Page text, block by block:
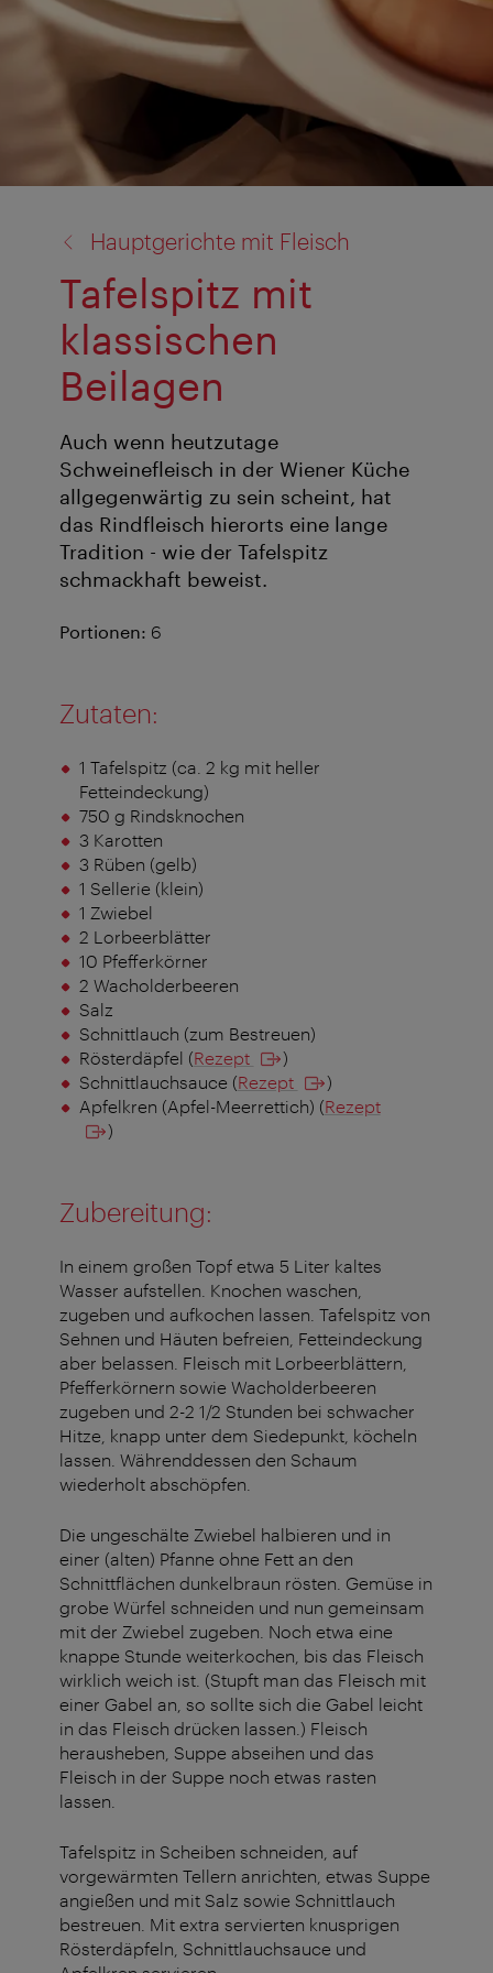
Hauptgerichte mit Fleisch
Tafelspitz mit
klassischen
Beilagen
Auch wenn heutzutage
Schweinefleisch in der Wiener Küche
allgegenwärtig zu sein scheint, hat
das Rindfleisch hierorts eine lange
Tradition - wie der Tafelspitz
schmackhaft beweist.
Portionen: 6
Zutaten:
1 Tafelspitz (ca. 2 kg mit heller
Fetteindeckung)
750 g Rindsknochen
3 Karotten
3 Rüben (gelb)
1 Sellerie (klein)
1 Zwiebel
2 Lorbeerblätter
10 Pfefferkörner
2 Wacholderbeeren
Salz
Schnittlauch (zum Bestreuen)
Rösterdäpfel (Rezept
)
Schnittlauchsauce (Rezept
)
Apfelkren (Apfel-Meerrettich) (Rezept
)
Zubereitung:
In einem großen Topf etwa 5 Liter kaltes
Wasser aufstellen. Knochen waschen,
zugeben und aufkochen lassen. Tafelspitz von
Sehnen und Häuten befreien, Fetteindeckung
aber belassen. Fleisch mit Lorbeerblättern,
Pfefferkörnern sowie Wacholderbeeren
zugeben und 2-2 1/2 Stunden bei schwacher
Hitze, knapp unter dem Siedepunkt, köcheln
lassen. Währenddessen den Schaum
wiederholt abschöpfen.
Die ungeschälte Zwiebel halbieren und in
einer (alten) Pfanne ohne Fett an den
Schnittflächen dunkelbraun rösten. Gemüse in
grobe Würfel schneiden und nun gemeinsam
mit der Zwiebel zugeben. Noch etwa eine
knappe Stunde weiterkochen, bis das Fleisch
wirklich weich ist. (Stupft man das Fleisch mit
einer Gabel an, so sollte sich die Gabel leicht
in das Fleisch drücken lassen.) Fleisch
herausheben, Suppe abseihen und das
Fleisch in der Suppe noch etwas rasten
lassen.
Tafelspitz in Scheiben schneiden, auf
vorgewärmten Tellern anrichten, etwas Suppe
angießen und mit Salz sowie Schnittlauch
bestreuen. Mit extra servierten knusprigen
Rösterdäpfeln, Schnittlauchsauce und